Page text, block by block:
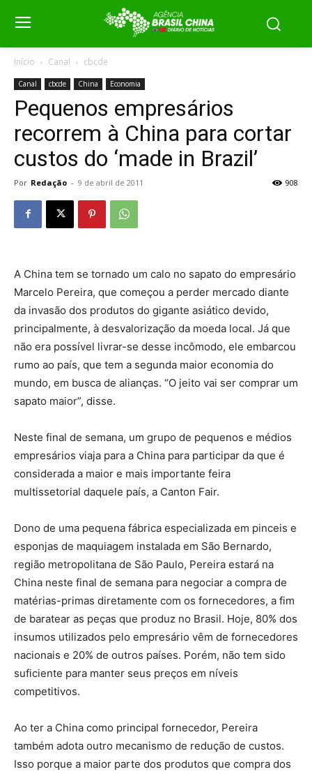
Início Canal cbcde
Canal cbcde China Economia
Pequenos empresários
recorrem à China para cortar
custos do ‘made in Brazil’
Por Redação - 9 de abril de 2011 908
A China tem se tornado um calo no sapato do empresário
Marcelo Pereira, que começou a perder mercado diante
da invasão dos produtos do gigante asiático devido,
principalmente, à desvalorização da moeda local. Já que
não era possível livrar-se desse incômodo, ele embarcou
rumo ao país, que tem a segunda maior economia do
mundo, em busca de alianças. “O jeito vai ser comprar um
sapato maior”, disse.
Neste final de semana, um grupo de pequenos e médios
empresários viaja para a China para participar da que é
considerada a maior e mais importante feira
multissetorial daquele país, a Canton Fair.
Dono de uma pequena fábrica especializada em pinceis e
esponjas de maquiagem instalada em São Bernardo,
região metropolitana de São Paulo, Pereira estará na
China neste final de semana para negociar a compra de
matérias-primas diretamente com os fornecedores, a fim
de baratear as peças que produz no Brasil. Hoje, 80% dos
insumos utilizados pelo empresário vêm de fornecedores
nacionais e 20% de outros países. Porém, não tem sido
suficiente para manter seus preços em níveis
competitivos.
Ao ter a China como principal fornecedor, Pereira
também adota outro mecanismo de redução de custos.
Isso porque a maior parte dos produtos que compra dos